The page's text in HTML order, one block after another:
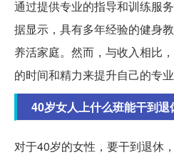
通过提供专业的指导和训练服
据显示，具有多年经验的健身
养活家庭。然而，与收入相比
的时间和精力来提升自己的专
40岁女人上什么班能干到退
对于40岁的女性，要干到退休